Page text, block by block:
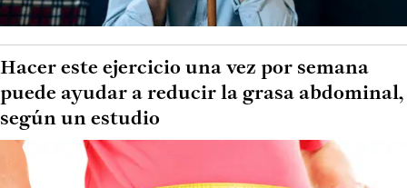
Hacer este ejercicio una vez por semana
puede ayudar a reducir la grasa abdominal,
según un estudio